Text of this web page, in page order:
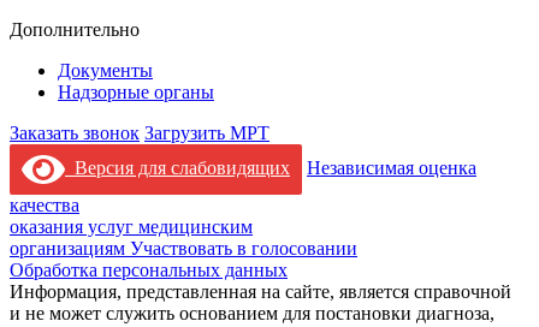
Дополнительно
Документы
Надзорные органы
Заказать звонок Загрузить МРТ
Версия для слабовидящих
Независимая оценка
качества
оказания услуг медицинским
организациям Участвовать в голосовании
Обработка персональных данных
Информация, представленная на сайте, является справочной
и не может служить основанием для постановки диагноза,